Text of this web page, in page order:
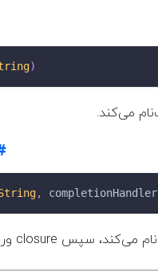
)
, completionHandler